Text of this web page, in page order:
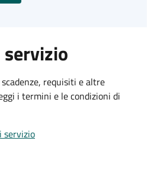
requisiti e altre
i termini e le condizioni di
servizio